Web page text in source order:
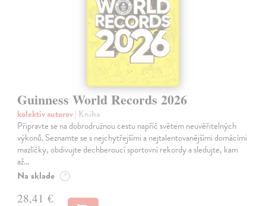
Guinness World Records 2026
kolektív autorov| Kniha
Připravte se na dobrodružnou cestu napříč světem neuvěřitelných
výkonů. Seznamte se s nejchytřejšími a nejtalentovanějšími domácími
mazlíčky, obdivujte dechberoucí sportovní rekordy a sledujte, kam
až…
Na sklade ?
28,41 €